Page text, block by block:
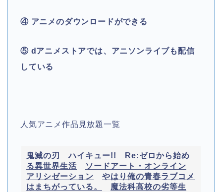
④ アニメのダウンロードができる
⑤ dアニメストアでは、アニソンライブも配信
している
人気アニメ作品見放題一覧
鬼滅の刃 ハイキュー!!
Re:ゼロから始め
る異世界生活
ソードアート・オンライン
アリシゼーション
やはり俺の青春ラブコメ
はまちがっている。
魔法科高校の劣等生